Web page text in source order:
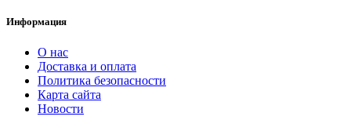
Информация
О нас
Доставка и оплата
Политика безопасности
Карта сайта
Новости